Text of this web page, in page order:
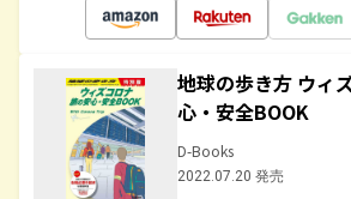
地球の歩き方 ウィ
心・安全BOOK
D-Books
2022.07.20 発売